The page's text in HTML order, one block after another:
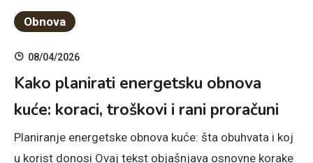
Obnova
08/04/2026
Kako planirati energetsku obnova
kuće: koraci, troškovi i rani proračuni
Planiranje energetske obnova kuće: šta obuhvata i koj
u korist donosi Ovaj tekst objašnjava osnovne korake